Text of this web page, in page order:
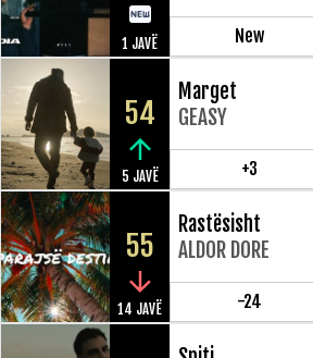
1 JAVË New
54
5 JAVË
Marget
GEASY
+3
55
14 JAVË
Rastësisht
ALDOR DORE
-24